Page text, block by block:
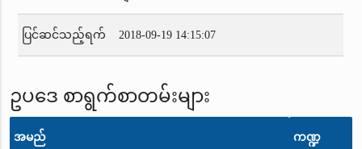
ပြင်ဆင်သည့်ရက် 2018-09-19 14:15:07
ဥပဒေ စာရွက်စာတမ်းများ
အမည် ကဏ္ဍ